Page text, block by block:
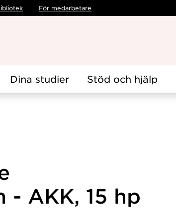
För medarbetare
Dina studier Stöd och hjälp
- AKK, 15 hp